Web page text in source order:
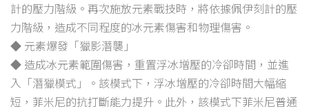
計的壓力階級。再次施放元素戰技時，將依據佩伊刻計的壓
力階級，造成不同程度的冰元素傷害和物理傷害。
◆ 元素爆發「獵影潛襲」
◆ 造成冰元素範圍傷害，重置浮冰增壓的冷卻時間，並進
入「潛獵模式」。該模式下，浮冰增壓的冷卻時間大幅縮
短，菲米尼的抗打斷能力提升。此外，該模式下菲米尼普通